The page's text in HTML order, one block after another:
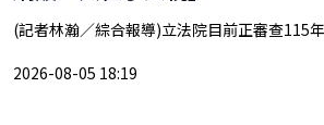
(記者林瀚／綜合報導)立法院目前正審查115
2026-08-05 18:19